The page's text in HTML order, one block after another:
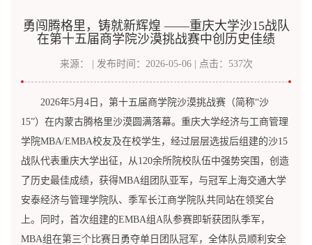
勇闯腾格里，铸就新辉煌 ——重庆大学沙15战队
在第十五届商学院沙漠挑战赛中创历史佳绩
来源： | 发布时间：2026-05-06 | 点击： 537次
2026年5月4日，第十五届商学院沙漠挑战赛（简称“沙
15”）在内蒙古腾格里沙漠圆满落幕。重庆大学经济与工商管理
学院MBA/EMBA校友及在校学生，经过层层选拔后组建的沙15
战队代表重庆大学出征，从120余所院校队伍中强势突围，创造
了历史最佳成绩，获得MBA组团队亚军，与冠军上海交通大学
安泰经济与管理学院队、季军长江商学院队共同站在领奖台
上。同时，首次组建的EMBA组A队参赛即斩获团队季军，
MBA组在第三个比赛日勇夺单日团队冠军，全体队员顺利安全